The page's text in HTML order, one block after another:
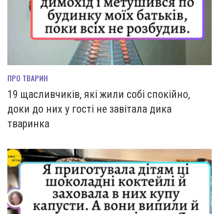
ПРО ТВАРИН
19 щасливчиків, які жили собі спокійно,
доки до них у гості не завітала дика
тваринка